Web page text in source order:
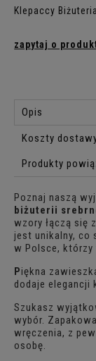
Klepaccy Biżuteria
zapytaj o
Opis
Koszty
Cena nie
Produkty
Poznaj naszą
biżuterii
wzory łączą się
jest unikalny, co
w Polsce, którzy
Piękna
dodaje elegancji
Szukasz
wybór.
wręczenia, z
osobę.